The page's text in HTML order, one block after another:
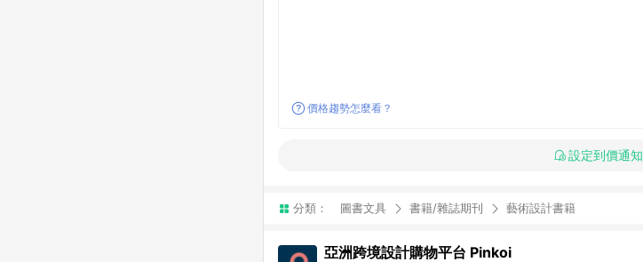
價格趨勢怎麼看？
設定到價通知
分類： 圖書文具 書籍/雜誌期刊 藝術設計書籍
亞洲跨境設計購物平台 Pinkoi